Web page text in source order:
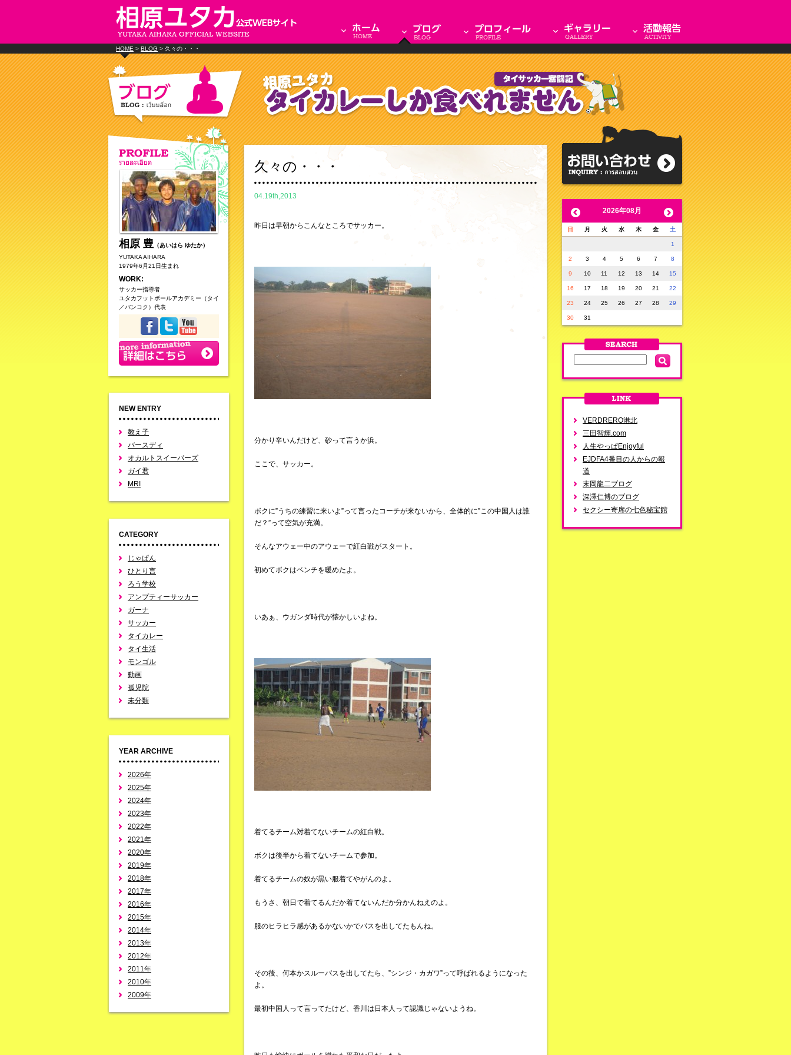
HOME > BLOG > 久々の・・・
相原 豊 （あいはら ゆたか）
YUTAKA AIHARA
1979年6月21日生まれ
WORK:
サッカー指導者
ユタカフットボールアカデミー（タイ
／バンコク）代表
NEW ENTRY
教え子
バースディ
オカルトスイーパーズ
ガイ君
MRI
CATEGORY
じゃぱん
ひとり言
ろう学校
アンプティーサッカー
ガーナ
サッカー
タイカレー
タイ生活
モンゴル
動画
孤児院
未分類
YEAR ARCHIVE
2026年
2025年
2024年
2023年
2022年
2021年
2020年
2019年
2018年
2017年
2016年
2015年
2014年
2013年
2012年
2011年
2010年
2009年
2026年08月
日 月 火 水 木 金 土
1
2 3 4 5 6 7 8
9 10 11 12 13 14 15
16 17 18 19 20 21 22
23 24 25 26 27 28 29
30 31
VERDRERO港北
三田智輝.com
人生やっぱEnjoyful
EJDFA4番目の人からの報
道
末岡龍二ブログ
深澤仁博のブログ
セクシー寄席の七色秘宝館
久々の・・・
04.19th,2013
昨日は早朝からこんなところでサッカー。
分かり辛いんだけど、砂って言うか浜。
ここで、サッカー。
ボクに”うちの練習に来いよ”って言ったコーチが来ないから、全体的に”この中国人は誰
だ？”って空気が充満。
そんなアウェー中のアウェーで紅白戦がスタート。
初めてボクはベンチを暖めたよ。
いあぁ、ウガンダ時代が懐かしいよね。
着てるチーム対着てないチームの紅白戦。
ボクは後半から着てないチームで参加。
着てるチームの奴が黒い服着てやがんのよ。
もうさ、朝日で着てるんだか着てないんだか分かんねえのよ。
服のヒラヒラ感があるかないかでパスを出してたもんね。
その後、何本かスルーパスを出してたら、”シンジ・カガワ”って呼ばれるようになった
よ。
最初中国人って言ってたけど、香川は日本人って認識じゃないようね。